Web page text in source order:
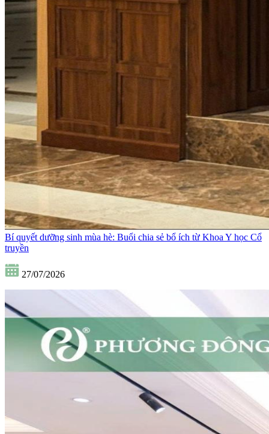
Bí quyết dưỡng sinh mùa hè: Buổi chia sẻ bổ ích từ Khoa Y học Cổ
truyền
27/07/2026